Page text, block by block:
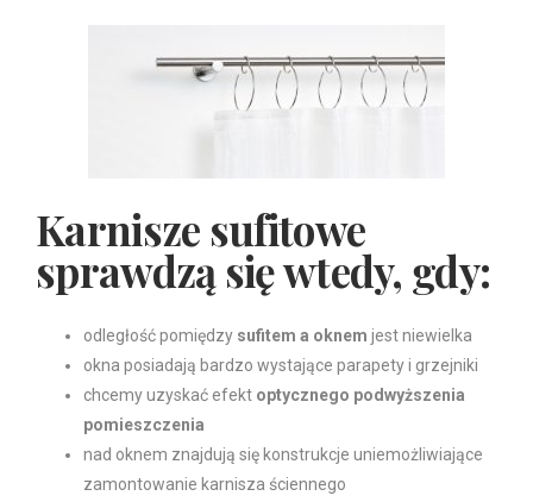
Karnisze sufitowe
sprawdzą się wtedy, gdy:
odległość pomiędzy sufitem a oknem jest niewielka
okna posiadają bardzo wystające parapety i grzejniki
chcemy uzyskać efekt optycznego podwyższenia
pomieszczenia
nad oknem znajdują się konstrukcje uniemożliwiające
zamontowanie karnisza ściennego